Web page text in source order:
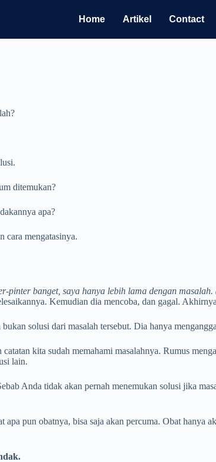
Home Artikel Contact
ditemukan?
apa?
cara mengatasinya.
pinter banget, saya hanya lebih lama dengan
Kemudian dia mencoba, dan gagal.
solusi dari masalah tersebut. Dia hanya
kita sudah memahami masalahnya. Rumus
lain.
Anda tidak akan pernah menemukan solusi jika
apa pun obatnya, bisa saja akan percuma. Obat